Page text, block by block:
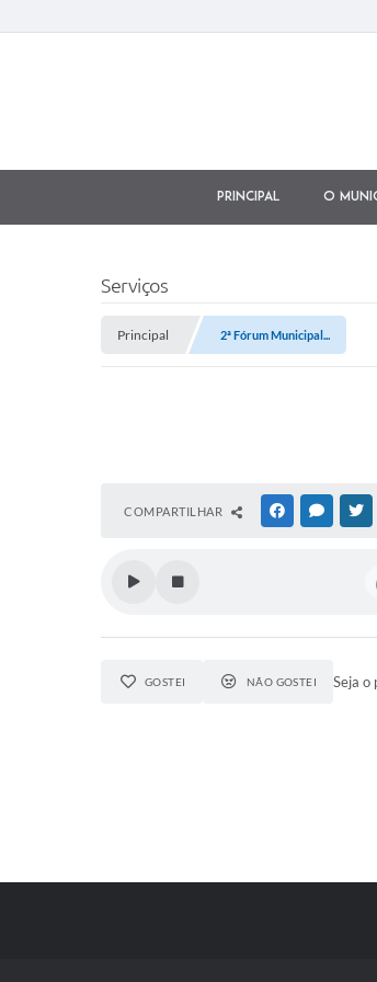
Principal O
Serviços
Principal 2ª Fórum Municipal...
COMPARTILHAR FACEBOOK
GOSTEI NÃO GOSTEI Seja o